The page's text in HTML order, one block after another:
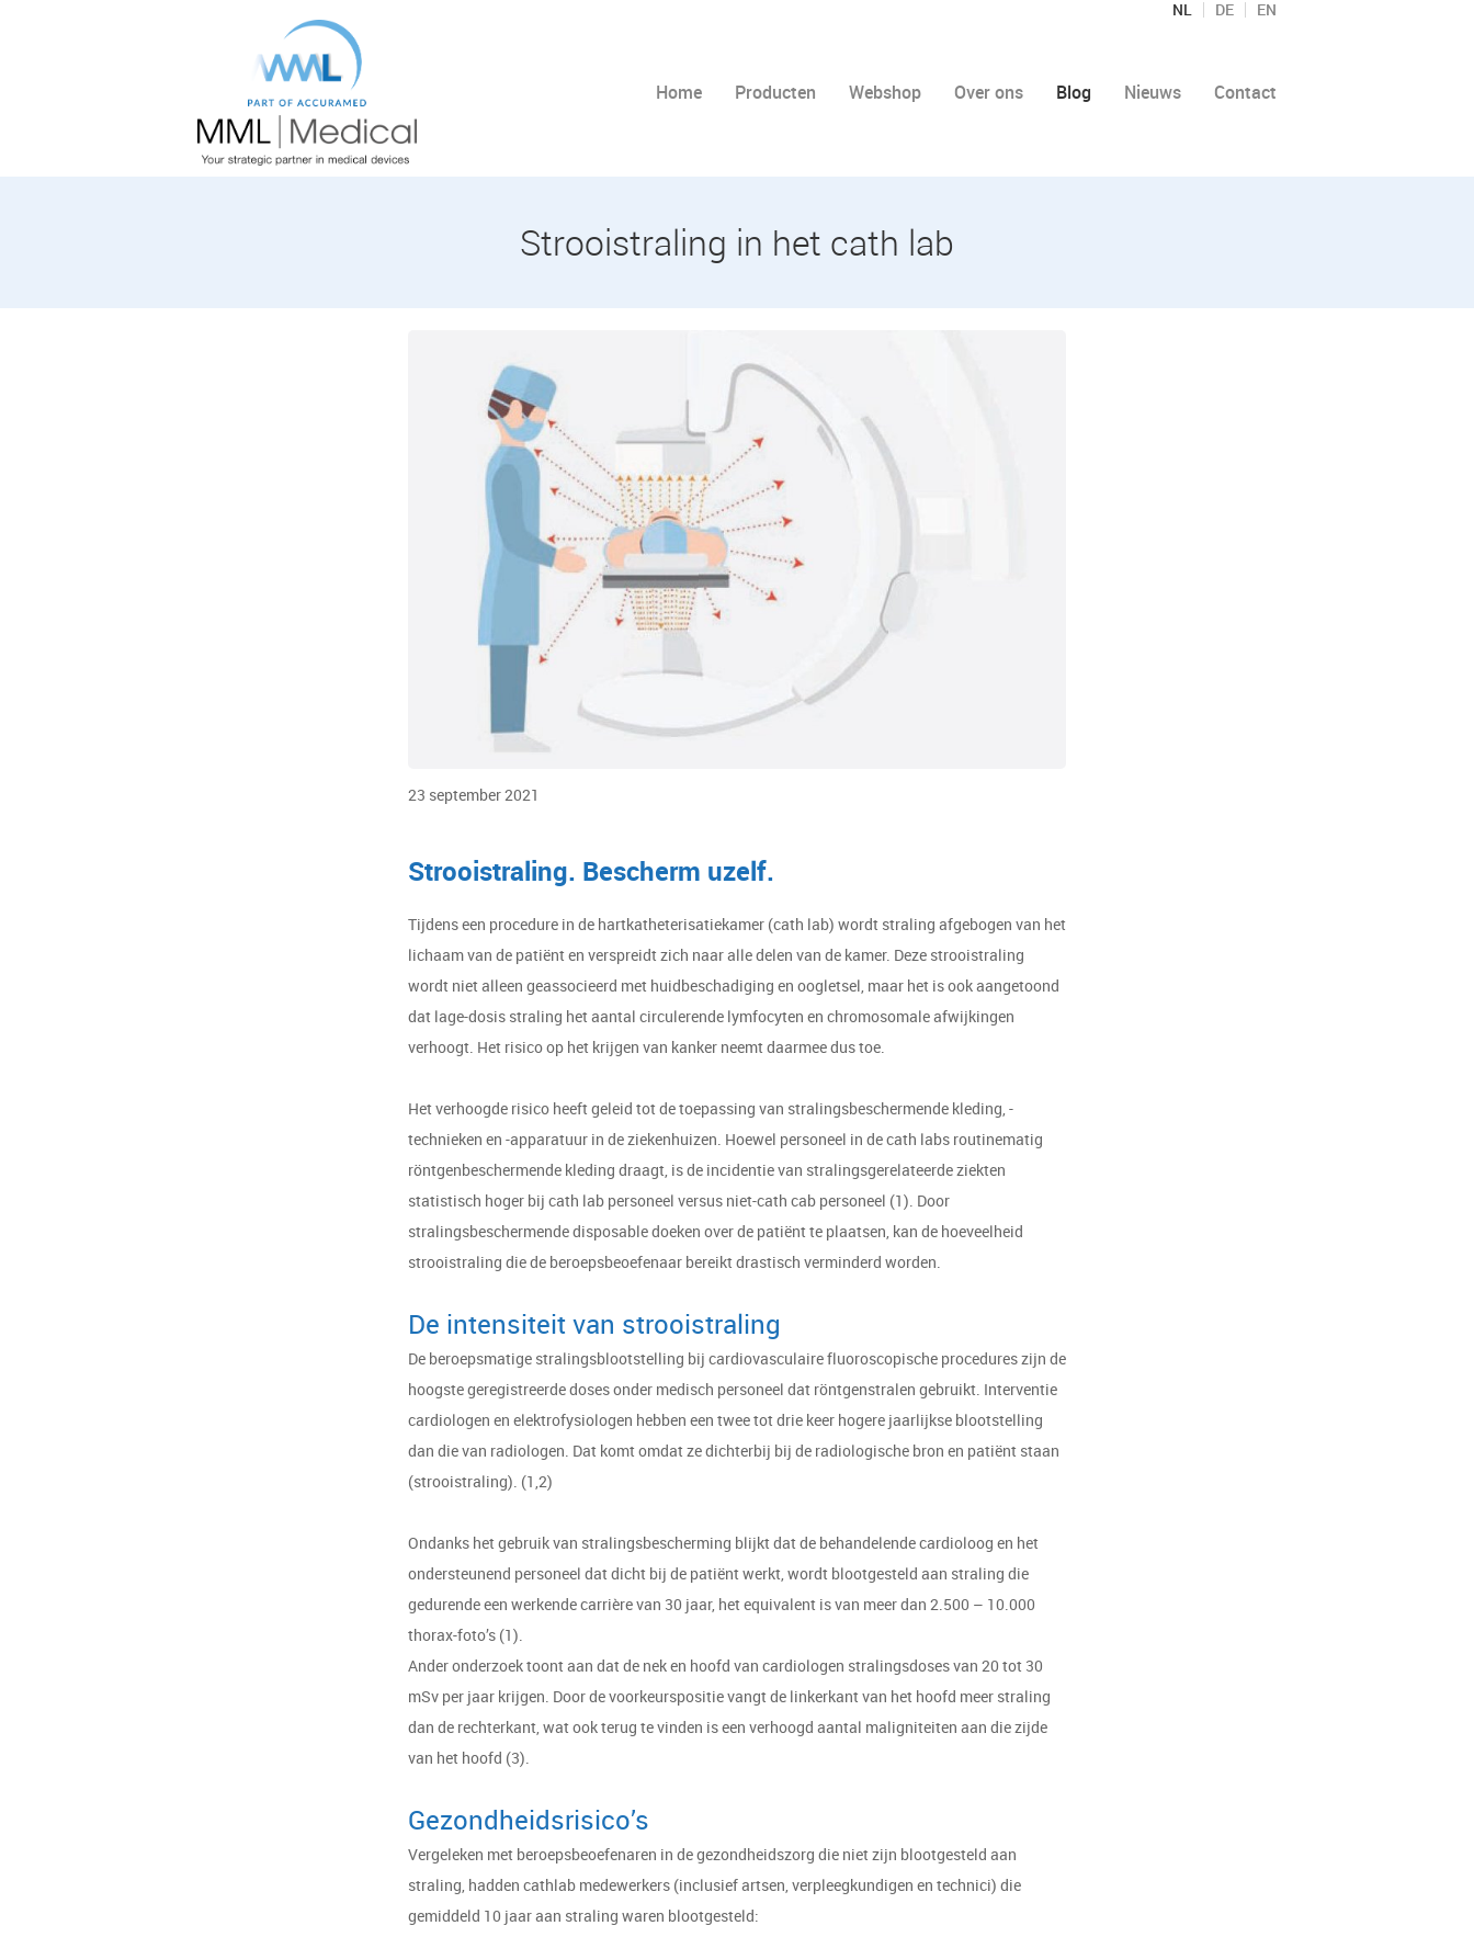
NL DE EN
Home Producten Webshop Over ons Blog Nieuws Contact
Strooistraling in het cath lab
23 september 2021
Strooistraling. Bescherm uzelf.
Tijdens een procedure in de hartkatheterisatiekamer (cath lab) wordt straling afgebogen van het
lichaam van de patiënt en verspreidt zich naar alle delen van de kamer. Deze strooistraling
wordt niet alleen geassocieerd met huidbeschadiging en oogletsel, maar het is ook aangetoond
dat lage-dosis straling het aantal circulerende lymfocyten en chromosomale afwijkingen
verhoogt. Het risico op het krijgen van kanker neemt daarmee dus toe.
Het verhoogde risico heeft geleid tot de toepassing van stralingsbeschermende kleding, -
technieken en -apparatuur in de ziekenhuizen. Hoewel personeel in de cath labs routinematig
röntgenbeschermende kleding draagt, is de incidentie van stralingsgerelateerde ziekten
statistisch hoger bij cath lab personeel versus niet-cath cab personeel (1). Door
stralingsbeschermende disposable doeken over de patiënt te plaatsen, kan de hoeveelheid
strooistraling die de beroepsbeoefenaar bereikt drastisch verminderd worden.
De intensiteit van strooistraling
De beroepsmatige stralingsblootstelling bij cardiovasculaire fluoroscopische procedures zijn de
hoogste geregistreerde doses onder medisch personeel dat röntgenstralen gebruikt. Interventie
cardiologen en elektrofysiologen hebben een twee tot drie keer hogere jaarlijkse blootstelling
dan die van radiologen. Dat komt omdat ze dichterbij bij de radiologische bron en patiënt staan
(strooistraling). (1,2)
Ondanks het gebruik van stralingsbescherming blijkt dat de behandelende cardioloog en het
ondersteunend personeel dat dicht bij de patiënt werkt, wordt blootgesteld aan straling die
gedurende een werkende carrière van 30 jaar, het equivalent is van meer dan 2.500 – 10.000
thorax-foto’s (1).
Ander onderzoek toont aan dat de nek en hoofd van cardiologen stralingsdoses van 20 tot 30
mSv per jaar krijgen. Door de voorkeurspositie vangt de linkerkant van het hoofd meer straling
dan de rechterkant, wat ook terug te vinden is een verhoogd aantal maligniteiten aan die zijde
van het hoofd (3).
Gezondheidsrisico’s
Vergeleken met beroepsbeoefenaren in de gezondheidszorg die niet zijn blootgesteld aan
straling, hadden cathlab medewerkers (inclusief artsen, verpleegkundigen en technici) die
gemiddeld 10 jaar aan straling waren blootgesteld: